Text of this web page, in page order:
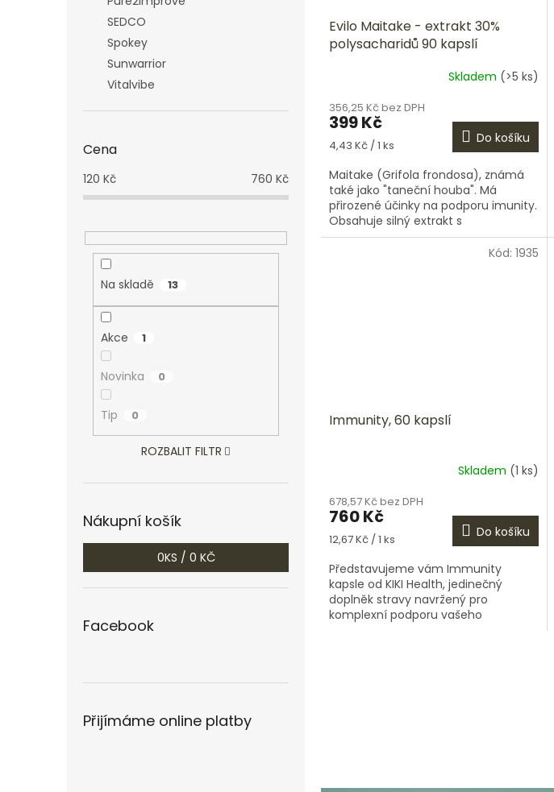
SEDCO
Spokey
Sunwarrior
Vitalvibe
Cena
120 Kč 760 Kč
Na skladě 13
Akce 1
Novinka 0
Tip 0
ROZBALIT FILTR
Nákupní košík
0KS / 0 KČ
Facebook
Přijímáme online platby
Evilo Maitake - extrakt 30%
polysacharidů 90 kapslí
Skladem (>5 ks)
356,25 Kč bez DPH
399 Kč
Měrná
4,43 Kč / 1 ks Do košíku
Maitake (Grifola frondosa), známá
také jako "taneční houba". Má
přirozené účinky na podporu imunity.
Obsahuje silný extrakt s
garantovaným obsahem 30 %
Immunity, 60 kapslí
Skladem (1 ks)
678,57 Kč bez DPH
760 Kč
Měrná
12,67 Kč / 1 ks Do košíku
Představujeme vám Immunity
kapsle od KIKI Health, jedinečný
doplněk stravy navržený pro
komplexní podporu vašeho
Kód: 1935